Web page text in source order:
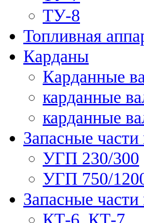
ТУ-8
Топливная
Карданы
Карданные
карданные
карданные
Запасные
УГП 230/300
УГП 750/
Запасные